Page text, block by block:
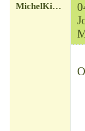
MichelKirsch